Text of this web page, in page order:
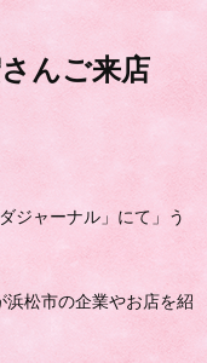
んご来店
ジャーナル」にて」う
松市の企業やお店を紹